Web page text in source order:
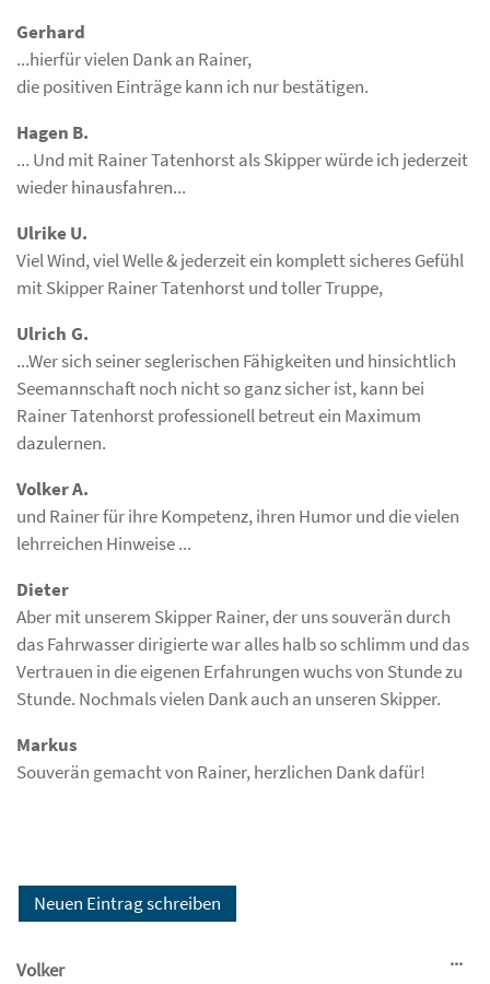
Gerhard
...hierfür vielen Dank an Rainer,
die positiven Einträge kann ich nur bestätigen.
Hagen B.
... Und mit Rainer Tatenhorst als Skipper würde ich jederzeit
wieder hinausfahren...
Ulrike U.
Viel Wind, viel Welle & jederzeit ein komplett sicheres Gefühl
mit Skipper Rainer Tatenhorst und toller Truppe,
Ulrich G.
...Wer sich seiner seglerischen Fähigkeiten und hinsichtlich
Seemannschaft noch nicht so ganz sicher ist, kann bei
Rainer Tatenhorst professionell betreut ein Maximum
dazulernen.
Volker A.
und Rainer für ihre Kompetenz, ihren Humor und die vielen
lehrreichen Hinweise ...
Dieter
Aber mit unserem Skipper Rainer, der uns souverän durch
das Fahrwasser dirigierte war alles halb so schlimm und das
Vertrauen in die eigenen Erfahrungen wuchs von Stunde zu
Stunde. Nochmals vielen Dank auch an unseren Skipper.
Markus
Souverän gemacht von Rainer, herzlichen Dank dafür!
Volker
...